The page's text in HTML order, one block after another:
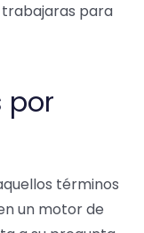
para
por
términos
un motor de